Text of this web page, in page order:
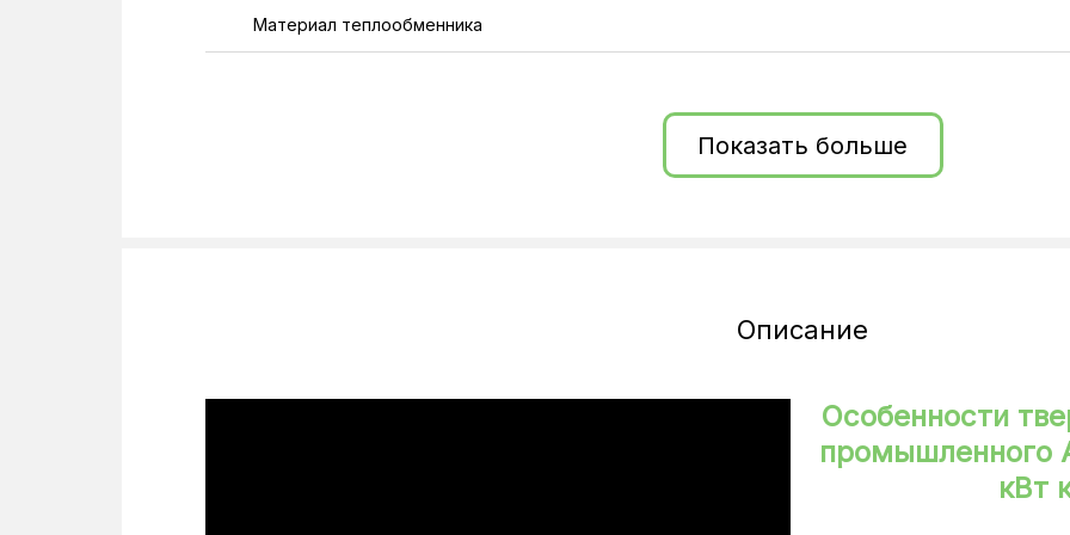
Материал теплообменника
Подключение к электросети
Показать больше
Описание
Особенности
промышленного
кВт